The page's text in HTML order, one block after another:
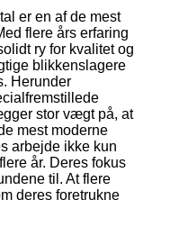
er en af de mest
flere års erfaring
ry for kvalitet og
blikkenslagere
Herunder
stor vægt på, at
mest moderne
arbejde ikke kun
år. Deres fokus
til. At flere
deres foretrukne